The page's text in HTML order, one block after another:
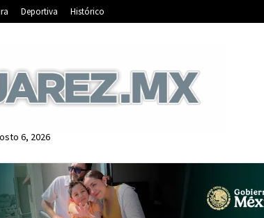
Deportiva Histórico
6, 2026